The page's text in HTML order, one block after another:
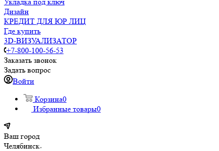
Дизайн
КРЕДИТ ДЛЯ ЮР ЛИЦ
Где купить
3D-ВИЗУАЛИЗАТОР
+7-800-100-56-53
Заказать звонок
Задать вопрос
Войти
Корзина0
Избранные товары0
Ваш город
Челябинск